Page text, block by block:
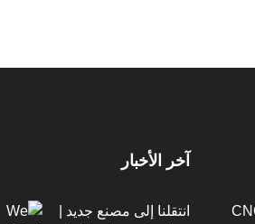
آخر الأخبار
انتقلنا إلى مصنع جديد |